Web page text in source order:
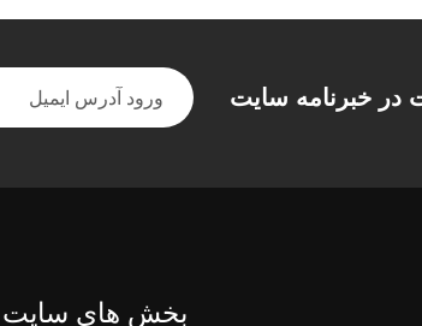
در خبرنامه سایت
بخش های سایت